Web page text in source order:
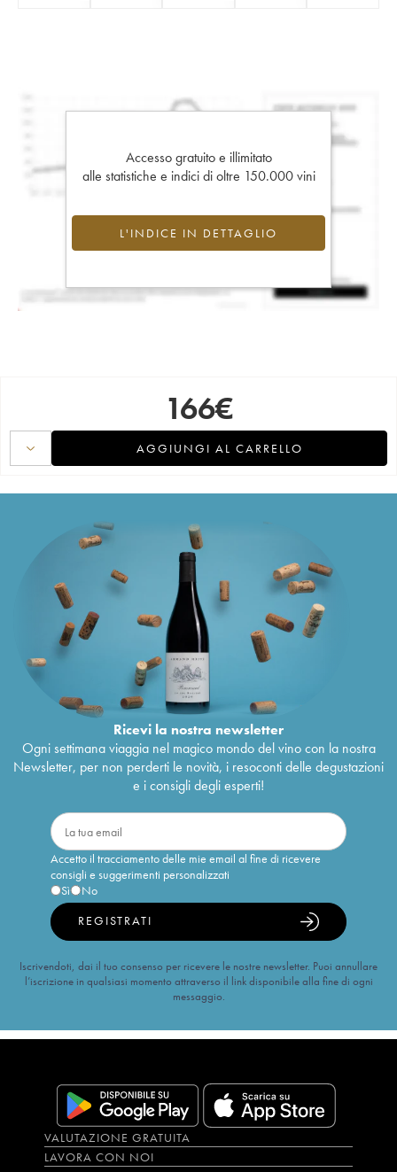
Accesso gratuito e illimitato
alle statistiche e indici di oltre 150.000 vini
L'INDICE IN DETTAGLIO
166€
AGGIUNGI AL CARRELLO
Ricevi la nostra newsletter
Ogni settimana viaggia nel magico mondo del vino con la nostra
Newsletter, per non perderti le novità, i resoconti delle degustazioni
e i consigli degli esperti!
Accetto il tracciamento delle mie email al fine di ricevere
consigli e suggerimenti personalizzati
Sì
No
REGISTRATI
Iscrivendoti, dai il tuo consenso per ricevere le nostre newsletter. Puoi annullare
l’iscrizione in qualsiasi momento attraverso il link disponibile alla fine di ogni
messaggio.
VALUTAZIONE GRATUITA
LAVORA CON NOI